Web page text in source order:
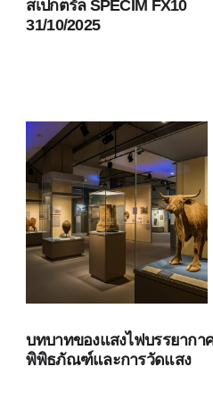
สเปกตรัล SPECIM FX10
31/10/2025
บทบาทของแสงไฟบรรยากา
พิพิธภัณฑ์และการวัดแสง